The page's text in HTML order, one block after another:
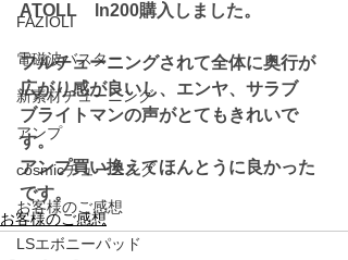
FAZIOLI
電磁波バスター
新素材チューニング
アンプ
cosmicチューニング
お客様のご感想
LSエボニーパッド
ATOLL　ln200購入しました。
フルチューニングされて全体に奥行が
広がり感が良いし、エンヤ、サラブ
ブライトマンの声がとてもきれいで
す。
アンプ買い換えてほんとうに良かった
です。
お客様のご感想